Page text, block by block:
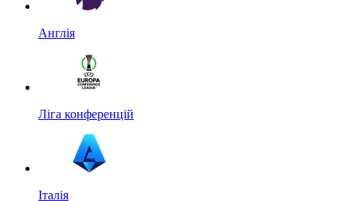
Англія
Ліга конференцій
Італія